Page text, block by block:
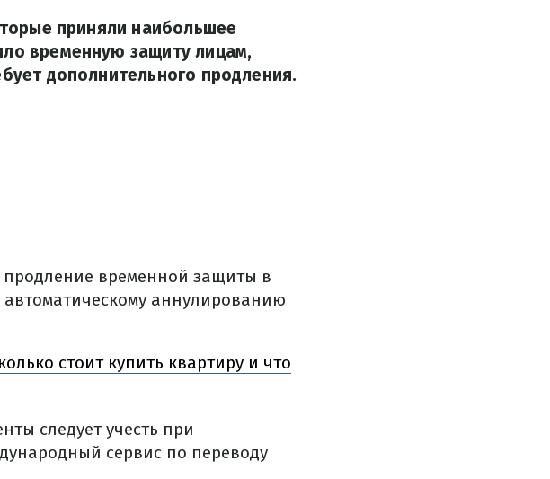
приняли наибольшее
временную защиту лицам,
дополнительного продления.
временной защиты в
аннулированию
стоит купить квартиру и что
следует учесть при
сервис по переводу